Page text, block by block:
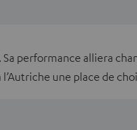
performance alliera
une place de